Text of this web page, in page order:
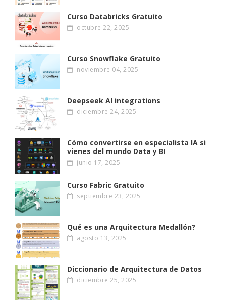
Curso Databricks Gratuito
octubre 22, 2025
Curso Snowflake Gratuito
noviembre 04, 2025
Deepseek AI integrations
diciembre 24, 2025
Cómo convertirse en especialista IA si
vienes del mundo Data y BI
junio 17, 2025
Curso Fabric Gratuito
septiembre 23, 2025
Qué es una Arquitectura Medallón?
agosto 13, 2025
Diccionario de Arquitectura de Datos
diciembre 25, 2025